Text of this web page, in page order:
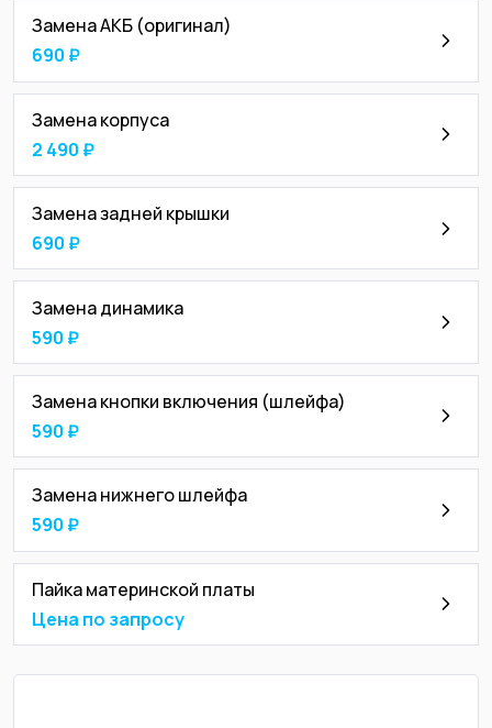
Замена АКБ (оригинал)
690 ₽
Замена корпуса
2 490 ₽
Замена задней крышки
690 ₽
Замена динамика
590 ₽
Замена кнопки включения (шлейфа)
590 ₽
Замена нижнего шлейфа
590 ₽
Пайка материнской платы
Цена по запросу